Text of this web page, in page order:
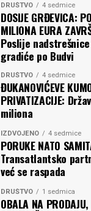
DRUŠTVO 4 sedmice
DOSIJE GRĐEVICA:
MILIONA EURA
Poslije nadstrešnice
gradiće po Budvi
DRUŠTVO 4 sedmice
ĐUKANOVIĆEVE
PRIVATIZACIJE:
miliona
IZDVOJENO 4 sedmice
PORUKE NATO
Transatlantsko
već se raspada
DRUŠTVO 1 sedmica
OBALA NA